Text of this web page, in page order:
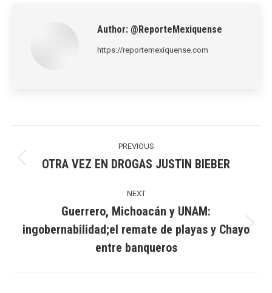
Author: @ReporteMexiquense
https://reportemexiquense.com
navigation
PREVIOUS
Previous
OTRA VEZ EN DROGAS JUSTIN BIEBER
NEXT
Next
post:
Guerrero, Michoacán y UNAM:
ingobernabilidad;el remate de playas y Chayo
entre banqueros